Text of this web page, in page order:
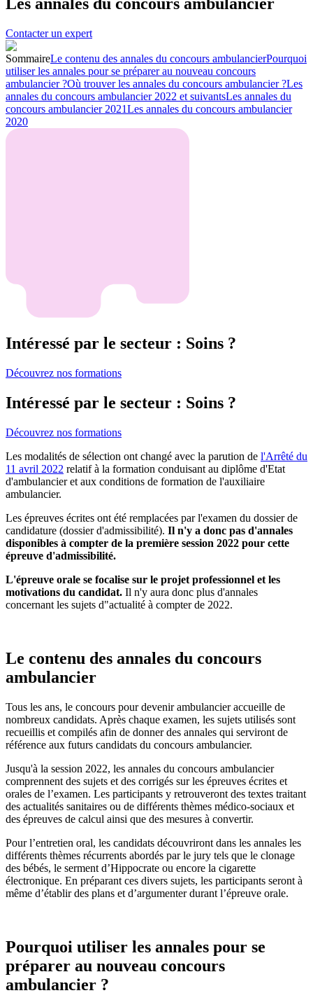
Contacter un expert
SommaireLe contenu des annales du concours ambulancierPourquoi
utiliser les annales pour se préparer au nouveau concours
ambulancier ?Où trouver les annales du concours ambulancier ?Les
annales du concours ambulancier 2022 et suivantsLes annales du
concours ambulancier 2021Les annales du concours ambulancier
2020
Intéressé par le secteur : Soins ?
Découvrez nos formations
Intéressé par le secteur : Soins ?
Découvrez nos formations
Les modalités de sélection ont changé avec la parution de l'Arrêté du
11 avril 2022 relatif à la formation conduisant au diplôme d'Etat
d'ambulancier et aux conditions de formation de l'auxiliaire
ambulancier.
Les épreuves écrites ont été remplacées par l'examen du dossier de
candidature (dossier d'admissibilité). Il n'y a donc pas d'annales
disponibles à compter de la première session 2022 pour cette
épreuve d'admissibilité.
L'épreuve orale se focalise sur le projet professionnel et les
motivations du candidat. Il n'y aura donc plus d'annales
concernant les sujets d"actualité à compter de 2022.
Le contenu des annales du concours
ambulancier
Tous les ans, le concours pour devenir ambulancier accueille de
nombreux candidats. Après chaque examen, les sujets utilisés sont
recueillis et compilés afin de donner des annales qui serviront de
référence aux futurs candidats du concours ambulancier.
Jusqu'à la session 2022, les annales du concours ambulancier
comprennent des sujets et des corrigés sur les épreuves écrites et
orales de l’examen. Les participants y retrouveront des textes traitant
des actualités sanitaires ou de différents thèmes médico-sociaux et
des épreuves de calcul ainsi que des mesures à convertir.
Pour l’entretien oral, les candidats découvriront dans les annales les
différents thèmes récurrents abordés par le jury tels que le clonage
des bébés, le serment d’Hippocrate ou encore la cigarette
électronique. En préparant ces divers sujets, les participants seront à
même d’établir des plans et d’argumenter durant l’épreuve orale.
Pourquoi utiliser les annales pour se
préparer au nouveau concours
ambulancier ?